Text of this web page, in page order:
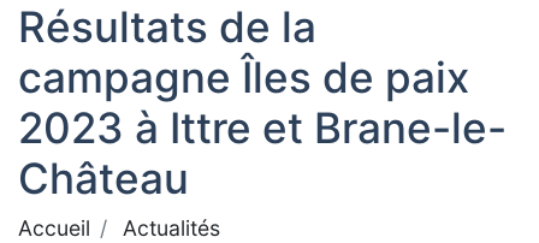
Résultats de la
campagne Îles de paix
2023 à Ittre et Brane-le-
Château
Accueil
Actualités